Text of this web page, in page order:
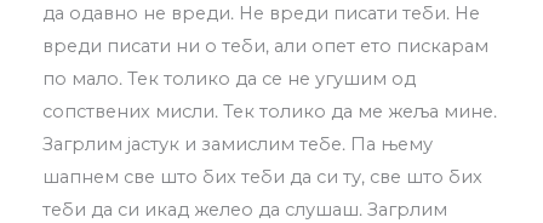
да одавно не вреди. Не вреди писати теби. Не
вреди писати ни о теби, али опет ето пискарам
по мало. Тек толико да се не угушим од
сопствених мисли. Тек толико да ме жеља мине.
Загрлим јастук и замислим тебе. Па њему
шапнем све што бих теби да си ту, све што бих
теби да си икад желео да слушаш. Загрлим